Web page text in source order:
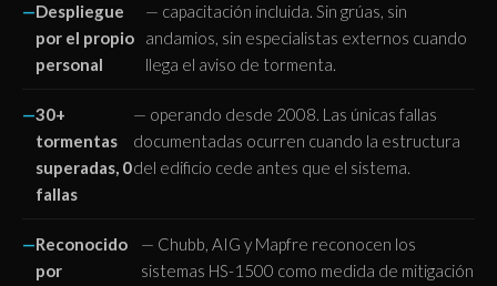
Despliegue
por el propio
personal
— capacitación incluida. Sin grúas, sin
andamios, sin especialistas externos cuando
llega el aviso de tormenta.
30+
tormentas
superadas, 0
fallas
— operando desde 2008. Las únicas fallas
documentadas ocurren cuando la estructura
del edificio cede antes que el sistema.
Reconocido
por
— Chubb, AIG y Mapfre reconocen los
sistemas HS-1500 como medida de mitigación